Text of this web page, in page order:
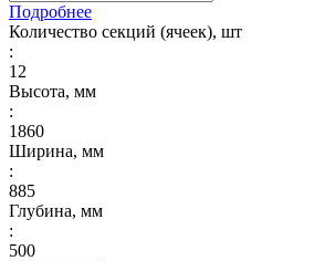
Подробнее
Количество секций (ячеек), шт
:
12
Высота, мм
:
1860
Ширина, мм
:
885
Глубина, мм
:
500